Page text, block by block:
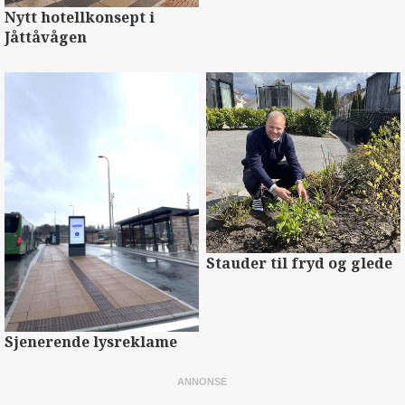
Nytt hotellkonsept i
Jåttåvågen
Sjenerende lysreklame
Stauder til fryd og glede